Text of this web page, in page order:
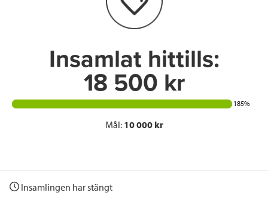
I
n
Insamlat hittills:
18 500 kr
185%
Mål: 10 000 kr
Insamlingen har stängt